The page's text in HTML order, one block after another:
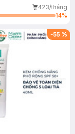
423/tháng
14%
-55 %